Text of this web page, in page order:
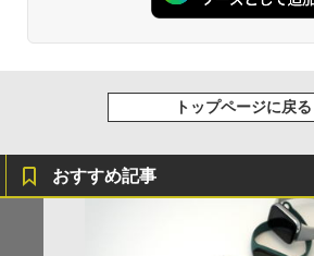
トップページに戻る
おすすめ記事